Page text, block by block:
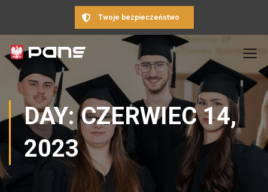
Twoje bezpieczeństwo
DAY: CZERWIEC 14,
2023